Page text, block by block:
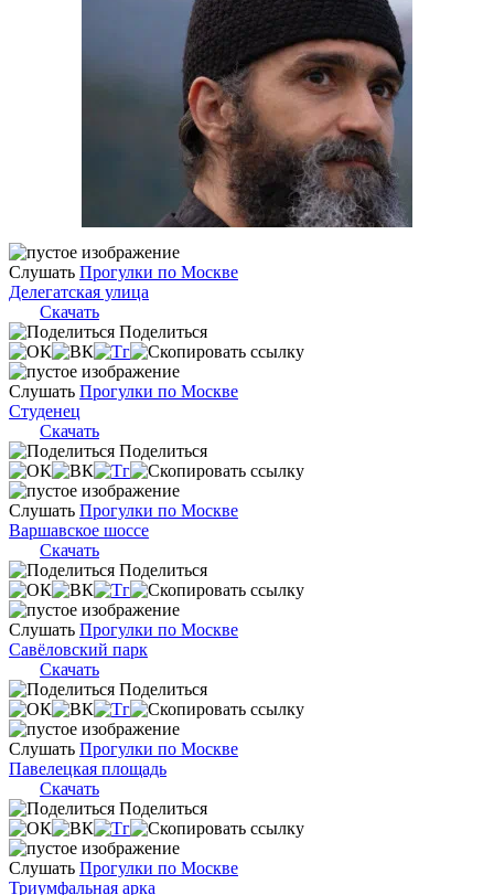
Слушать Прогулки по Москве
Делегатская улица
Скачать
Поделиться
Слушать Прогулки по Москве
Студенец
Скачать
Поделиться
Слушать Прогулки по Москве
Варшавское шоссе
Скачать
Поделиться
Слушать Прогулки по Москве
Савёловский парк
Скачать
Поделиться
Слушать Прогулки по Москве
Павелецкая площадь
Скачать
Поделиться
Слушать Прогулки по Москве
Триумфальная арка